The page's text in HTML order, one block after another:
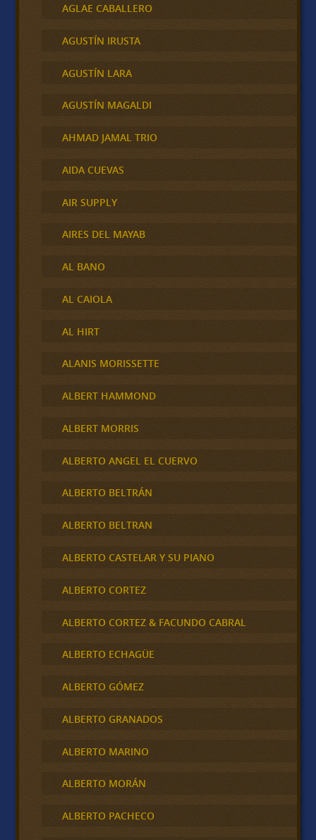
AGLAE CABALLERO
AGUSTÍN IRUSTA
AGUSTÍN LARA
AGUSTÍN MAGALDI
AHMAD JAMAL TRIO
AIDA CUEVAS
AIR SUPPLY
AIRES DEL MAYAB
AL BANO
AL CAIOLA
AL HIRT
ALANIS MORISSETTE
ALBERT HAMMOND
ALBERT MORRIS
ALBERTO ANGEL EL CUERVO
ALBERTO BELTRÁN
ALBERTO BELTRAN
ALBERTO CASTELAR Y SU PIANO
ALBERTO CORTEZ
ALBERTO CORTEZ & FACUNDO CABRAL
ALBERTO ECHAGÜE
ALBERTO GÓMEZ
ALBERTO GRANADOS
ALBERTO MARINO
ALBERTO MORÁN
ALBERTO PACHECO